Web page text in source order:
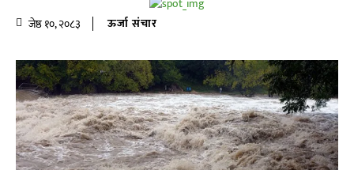
जेष्ठ १०, २०८३ ऊर्जा संचार